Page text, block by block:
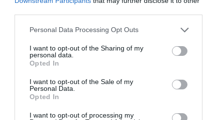
Please note that this website/app uses one or more Google
not limited to your visit or usage behaviour. You may click to
grant or deny consent to Google and its third-party tags to
use your data for below specified purposes in below Google
consent section.
Personal Data Processing Opt Outs
I want to opt-out of the Sharing of my
personal data.
Opted In
I want to opt-out of the Sale of my
Personal Data.
Opted In
I want to opt-out of processing my